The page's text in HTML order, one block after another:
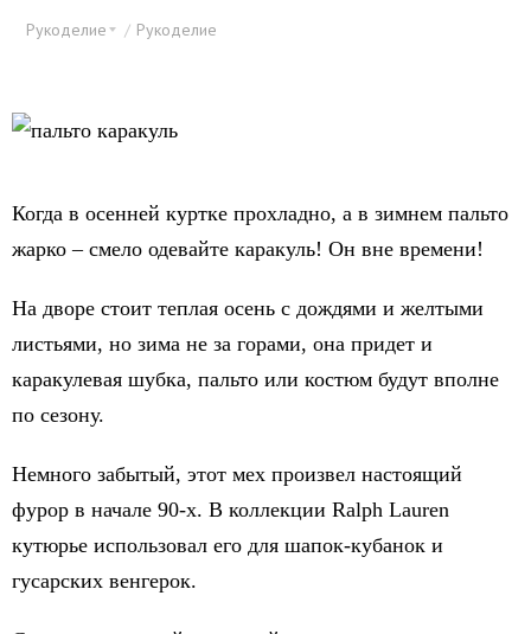
Рукоделие Рукоделие
Когда в осенней куртке прохладно, а в зимнем пальто
жарко – смело одевайте каракуль! Он вне времени!
На дворе стоит теплая осень с дождями и желтыми
листьями, но зима не за горами, она придет и
каракулевая шубка, пальто или костюм будут вполне
по сезону.
Немного забытый, этот мех произвел настоящий
фурор в начале 90-х. В коллекции Ralph Lauren
кутюрье использовал его для шапок-кубанок и
гусарских венгерок.